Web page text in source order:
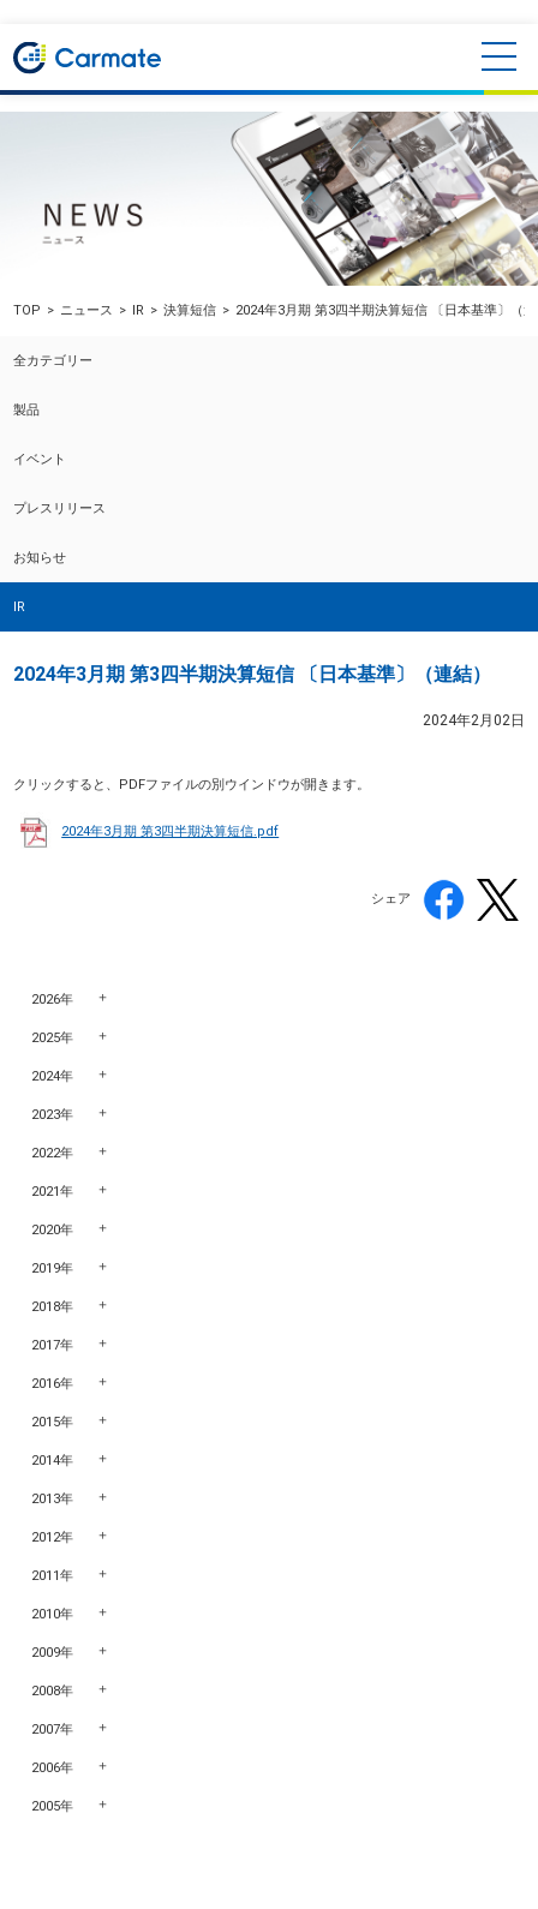
TOP ニュース IR 決算短信 2024年3月期 第3四半期決算短信 〔日本基準〕（
全カテゴリー
製品
イベント
プレスリリース
お知らせ
IR
2024年3月期 第3四半期決算短信 〔日本基準〕（連結）
2024年2月02日
クリックすると、PDFファイルの別ウインドウが開きます。
2024年3月期 第3四半期決算短信.pdf
シェア
2026年
2025年
2024年
2023年
2022年
2021年
2020年
2019年
2018年
2017年
2016年
2015年
2014年
2013年
2012年
2011年
2010年
2009年
2008年
2007年
2006年
2005年